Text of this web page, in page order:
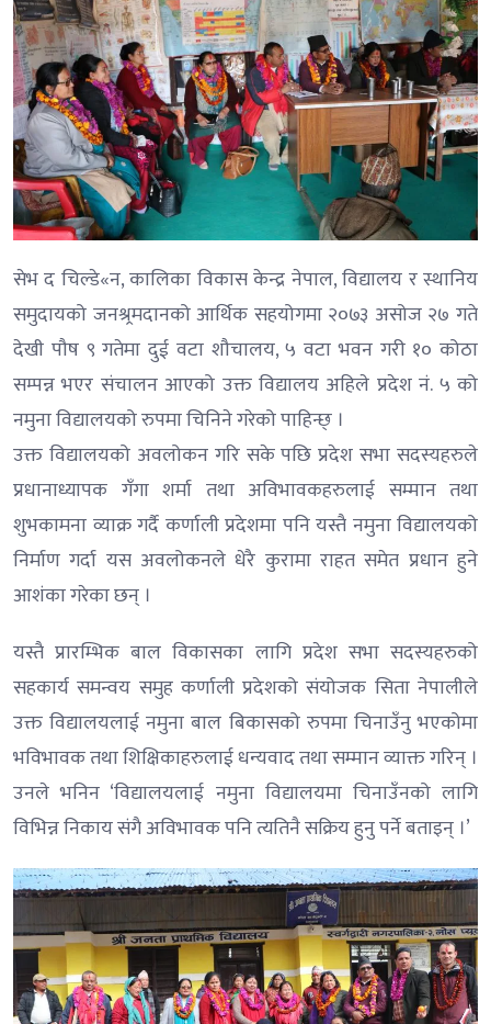
सेभ द चिल्डे«न, कालिका विकास केन्द्र नेपाल, विद्यालय र स्थानिय
समुदायको जनश्र्रमदानको आर्थिक सहयोगमा २०७३ असोज २७ गते
देखी पौष ९ गतेमा दुई वटा शौचालय, ५ वटा भवन गरी १० कोठा
सम्पन्न भएर संचालन आएको उक्त विद्यालय अहिले प्रदेश नं. ५ को
नमुना विद्यालयको रुपमा चिनिने गरेको पाहिन्छ् ।
उक्त विद्यालयको अवलोकन गरि सके पछि प्रदेश सभा सदस्यहरुले
प्रधानाध्यापक गँगा शर्मा तथा अविभावकहरुलाई सम्मान तथा
शुभकामना व्याक्र गर्दै कर्णाली प्रदेशमा पनि यस्तै नमुना विद्यालयको
निर्माण गर्दा यस अवलोकनले धेरै कुरामा राहत समेत प्रधान हुने
आशंका गरेका छन् ।
यस्तै प्रारम्भिक बाल विकासका लागि प्रदेश सभा सदस्यहरुको
सहकार्य समन्वय समुह कर्णाली प्रदेशको संयोजक सिता नेपालीले
उक्त विद्यालयलाई नमुना बाल बिकासको रुपमा चिनाउँनु भएकोमा
भविभावक तथा शिक्षिकाहरुलाई धन्यवाद तथा सम्मान व्याक्त गरिन् ।
उनले भनिन ‘विद्यालयलाई नमुना विद्यालयमा चिनाउँनको लागि
विभिन्न निकाय संगै अविभावक पनि त्यतिनै सक्रिय हुनु पर्ने बताइन् ।’